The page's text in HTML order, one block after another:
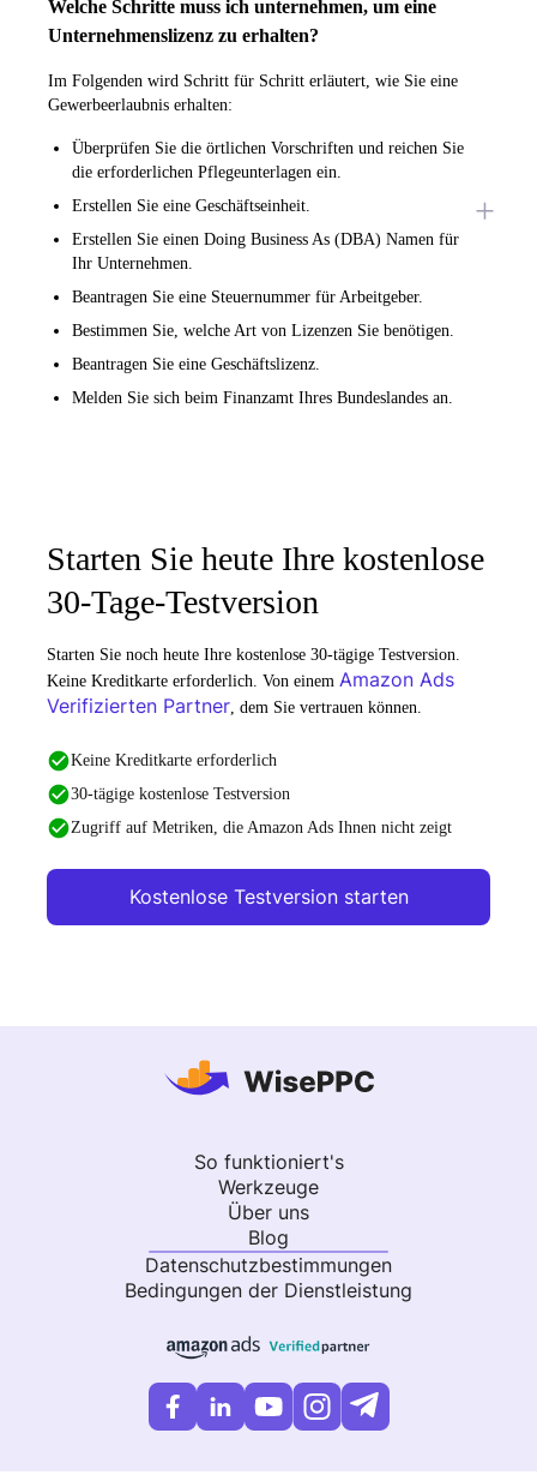
Welche Schritte muss ich unternehmen, um eine
Unternehmenslizenz zu erhalten?
Im Folgenden wird Schritt für Schritt erläutert, wie Sie eine
Gewerbeerlaubnis erhalten:
Überprüfen Sie die örtlichen Vorschriften und reichen Sie
die erforderlichen Pflegeunterlagen ein.
Erstellen Sie eine Geschäftseinheit.
Erstellen Sie einen Doing Business As (DBA) Namen für
Ihr Unternehmen.
Beantragen Sie eine Steuernummer für Arbeitgeber.
Bestimmen Sie, welche Art von Lizenzen Sie benötigen.
Beantragen Sie eine Geschäftslizenz.
Melden Sie sich beim Finanzamt Ihres Bundeslandes an.
Starten Sie heute Ihre kostenlose
30-Tage-Testversion
Starten Sie noch heute Ihre kostenlose 30-tägige Testversion.
Keine Kreditkarte erforderlich. Von einem Amazon Ads
Verifizierten Partner , dem Sie vertrauen können.
Keine Kreditkarte erforderlich
30-tägige kostenlose Testversion
Zugriff auf Metriken, die Amazon Ads Ihnen nicht zeigt
Kostenlose Testversion starten
So funktioniert's
Werkzeuge
Über uns
Blog
Datenschutzbestimmungen
Bedingungen der Dienstleistung